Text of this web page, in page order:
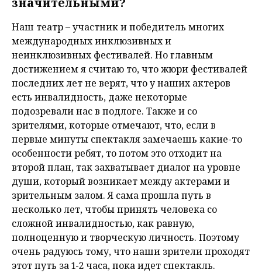
Наш театр – участник и победитель многих
международных инклюзивных и
неинклюзивных фестивалей. Но главным
достижением я считаю то, что жюри фестивалей
последних лет не верят, что у наших актеров
есть инвалидность, даже некоторые
подозревали нас в подлоге. Также и со
зрителями, которые отмечают, что, если в
первые минуты спектакля замечаешь какие-то
особенности ребят, то потом это отходит на
второй план, так захватывает диалог на уровне
души, который возникает между актерами и
зрительным залом. Я сама прошла путь в
несколько лет, чтобы принять человека со
сложной инвалидностью, как равную,
полноценную и творческую личность. Поэтому
очень радуюсь тому, что наши зрители проходят
этот путь за 1-2 часа, пока идет спектакль.